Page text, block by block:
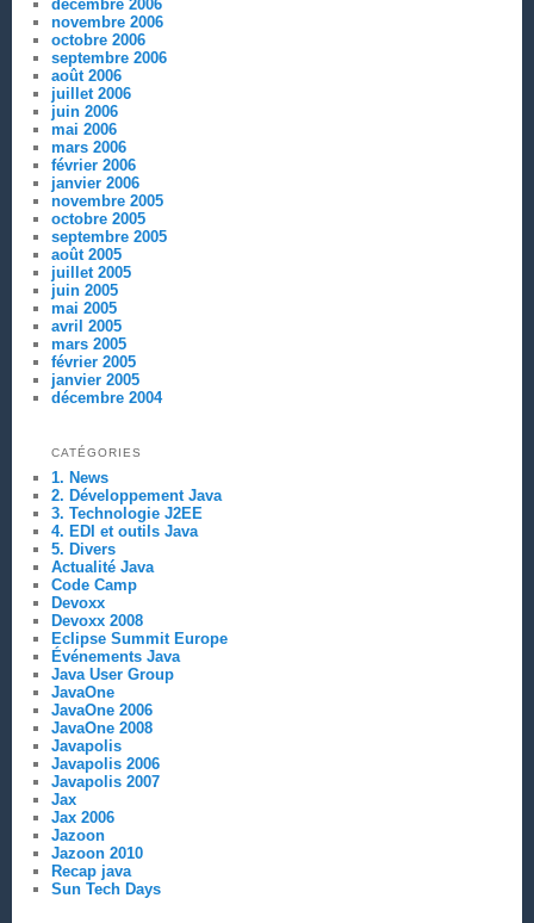
décembre 2006
novembre 2006
octobre 2006
septembre 2006
août 2006
juillet 2006
juin 2006
mai 2006
mars 2006
février 2006
janvier 2006
novembre 2005
octobre 2005
septembre 2005
août 2005
juillet 2005
juin 2005
mai 2005
avril 2005
mars 2005
février 2005
janvier 2005
décembre 2004
CATÉGORIES
1. News
2. Développement Java
3. Technologie J2EE
4. EDI et outils Java
5. Divers
Actualité Java
Code Camp
Devoxx
Devoxx 2008
Eclipse Summit Europe
Événements Java
Java User Group
JavaOne
JavaOne 2006
JavaOne 2008
Javapolis
Javapolis 2006
Javapolis 2007
Jax
Jax 2006
Jazoon
Jazoon 2010
Recap java
Sun Tech Days